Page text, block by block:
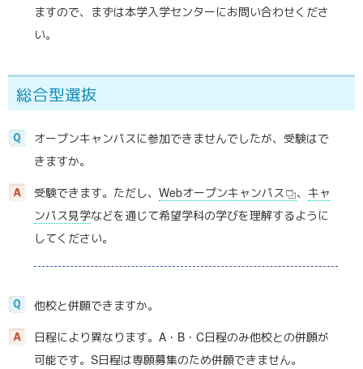
ますので、まずは本学入学センターにお問い合わせくださ
い。
総合型選抜
オープンキャンパスに参加できませんでしたが、受験はで
きますか。
受験できます。ただし、Webオープンキャンパス 、 キャ
ンパス見学などを通じて希望学科の学びを理解するように
してください。
他校と併願できますか。
日程により異なります。A・B・C日程のみ他校との併願が
可能です。S日程は専願募集のため併願できません。